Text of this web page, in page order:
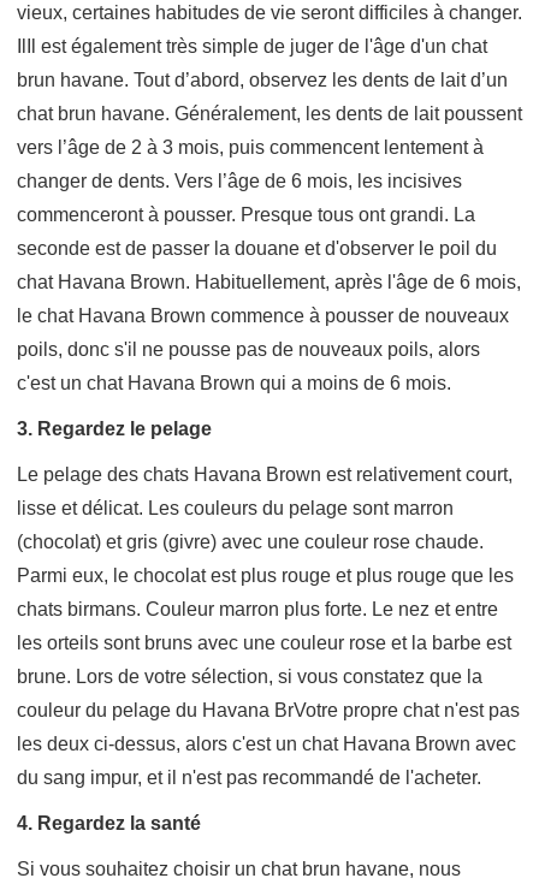
vieux, certaines habitudes de vie seront difficiles à changer.
IlIl est également très simple de juger de l'âge d'un chat
brun havane. Tout d’abord, observez les dents de lait d’un
chat brun havane. Généralement, les dents de lait poussent
vers l’âge de 2 à 3 mois, puis commencent lentement à
changer de dents. Vers l’âge de 6 mois, les incisives
commenceront à pousser. Presque tous ont grandi. La
seconde est de passer la douane et d'observer le poil du
chat Havana Brown. Habituellement, après l'âge de 6 mois,
le chat Havana Brown commence à pousser de nouveaux
poils, donc s'il ne pousse pas de nouveaux poils, alors
c'est un chat Havana Brown qui a moins de 6 mois.
3. Regardez le pelage
Le pelage des chats Havana Brown est relativement court,
lisse et délicat. Les couleurs du pelage sont marron
(chocolat) et gris (givre) avec une couleur rose chaude.
Parmi eux, le chocolat est plus rouge et plus rouge que les
chats birmans. Couleur marron plus forte. Le nez et entre
les orteils sont bruns avec une couleur rose et la barbe est
brune. Lors de votre sélection, si vous constatez que la
couleur du pelage du Havana BrVotre propre chat n'est pas
les deux ci-dessus, alors c'est un chat Havana Brown avec
du sang impur, et il n'est pas recommandé de l'acheter.
4. Regardez la santé
Si vous souhaitez choisir un chat brun havane, nous